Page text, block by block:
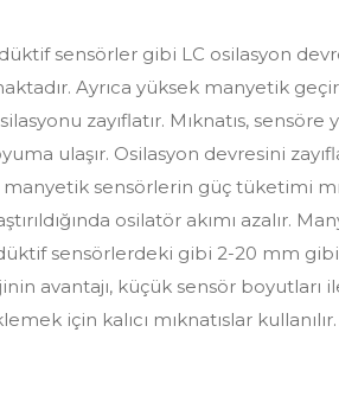
sensörler gibi LC osilasyon
Ayrıca yüksek manyetik
zayıflatır. Mıknatıs, sensöre
ulaşır. Osilasyon devresini
sensörlerin güç tüketimi
osilatör akımı azalır.
sensörlerdeki gibi 2-20 mm gibi
avantajı, küçük sensör boyutları
için kalıcı mıknatıslar kullanılır.